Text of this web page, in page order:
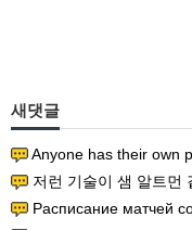
새댓글
Anyone has their own
저런 기술이 샘 알트먼 같은 철
Расписание матчей